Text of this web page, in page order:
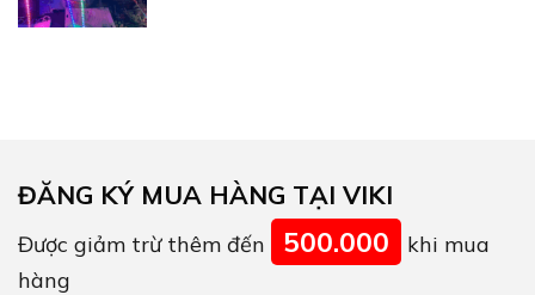
ĐĂNG KÝ MUA HÀNG TẠI VIKI
Được giảm trừ thêm đến 500.000
khi mua
hàng